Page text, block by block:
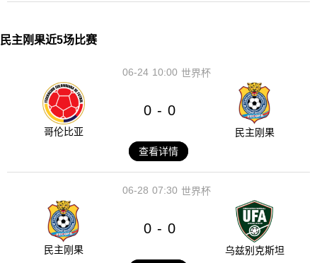
民主刚果近5场比赛
10:00
06-24 世界杯
哥伦比亚
0 - 0
民主刚果
查看详情
07:30
06-28 世界杯
民主刚果
0 - 0
乌兹别克斯坦